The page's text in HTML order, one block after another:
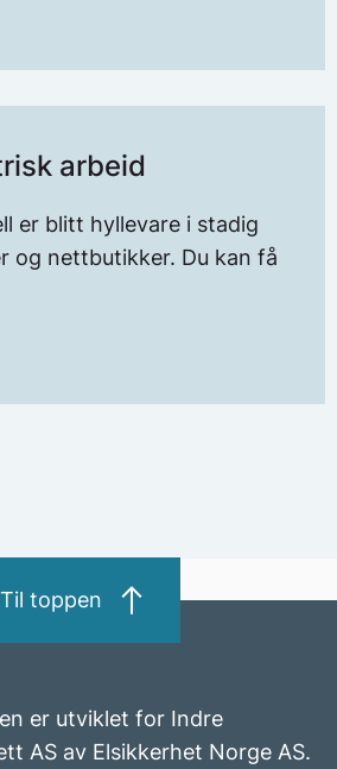
arbeid
er blitt hyllevare i stadig
og nettbutikker. Du kan få
Til toppen
er utviklet for Indre
AS av Elsikkerhet Norge AS.